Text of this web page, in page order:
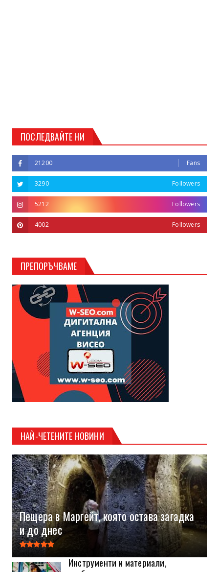
ПОСЛЕДВАЙТЕ НИ
21200 Fans
3290 Followers
5212 Followers
4002 Followers
ПРЕПОРЪЧВАМЕ
НАЙ-ЧЕТЕНИТЕ НОВИНИ
Пещера в Маргейт, която остава загадка
и до днес
Инструменти и материали,